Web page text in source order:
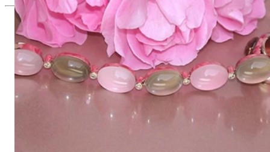
Seit 1995
Exklusiver Schmuck, Leidenschaft für
das Außergewöhnliche
Hochwertiger Schmuck ist vor allem eine Frage des
Vertrauens. Zugleich sollte er so einzigartig sein wie die Frau,
die ihn trägt. Schmuck „von der Stange“ werden Sie daher bei
uns ebenso wenig finden wie Hotlines mit langen